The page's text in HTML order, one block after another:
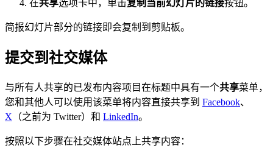
在共享选项卡中，单击复制当前幻灯片的链接按钮。
简报幻灯片部分的链接即会复制到剪贴板。
提交到社交媒体
与所有人共享的已发布内容项目在标题中具有一个共享菜单，
您和其他人可以使用该菜单将内容直接共享到 Facebook、
X （之前为 Twitter）和 LinkedIn。
按照以下步骤在社交媒体站点上共享内容：